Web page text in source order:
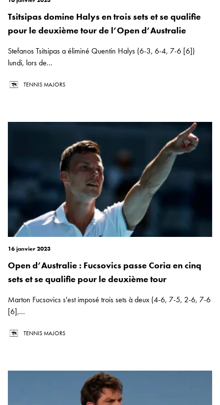
Tsitsipas domine Halys en trois sets et se qualifie
pour le deuxième tour de l’Open d’Australie
Stefanos Tsitsipas a éliminé Quentin Halys (6-3, 6-4, 7-6 [6])
lundi, lors de...
TENNIS MAJORS
16 janvier 2023
Open d’Australie : Fucsovics passe Coria en cinq
sets et se qualifie pour le deuxième tour
Marton Fucsovics s'est imposé trois sets à deux (4-6, 7-5, 2-6, 7-6
[6],...
TENNIS MAJORS